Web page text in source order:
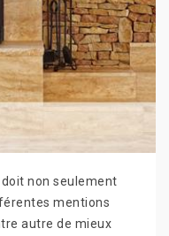
doit non seulement
mentions
autre de mieux